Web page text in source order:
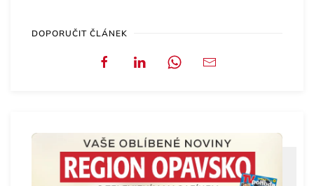
DOPORUČIT ČLÁNEK